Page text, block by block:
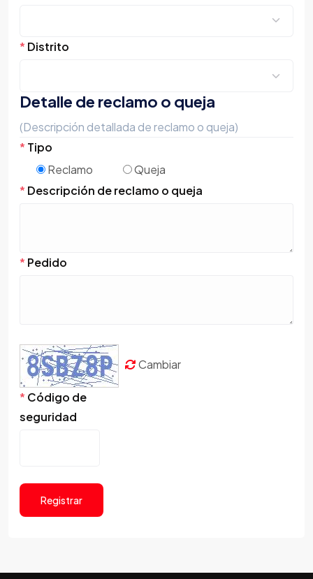
* Distrito
Detalle de reclamo o queja
(Descripción detallada de reclamo o queja)
* Tipo
Reclamo
Queja
* Descripción de reclamo o queja
* Pedido
Cambiar
* Código de
seguridad
Registrar